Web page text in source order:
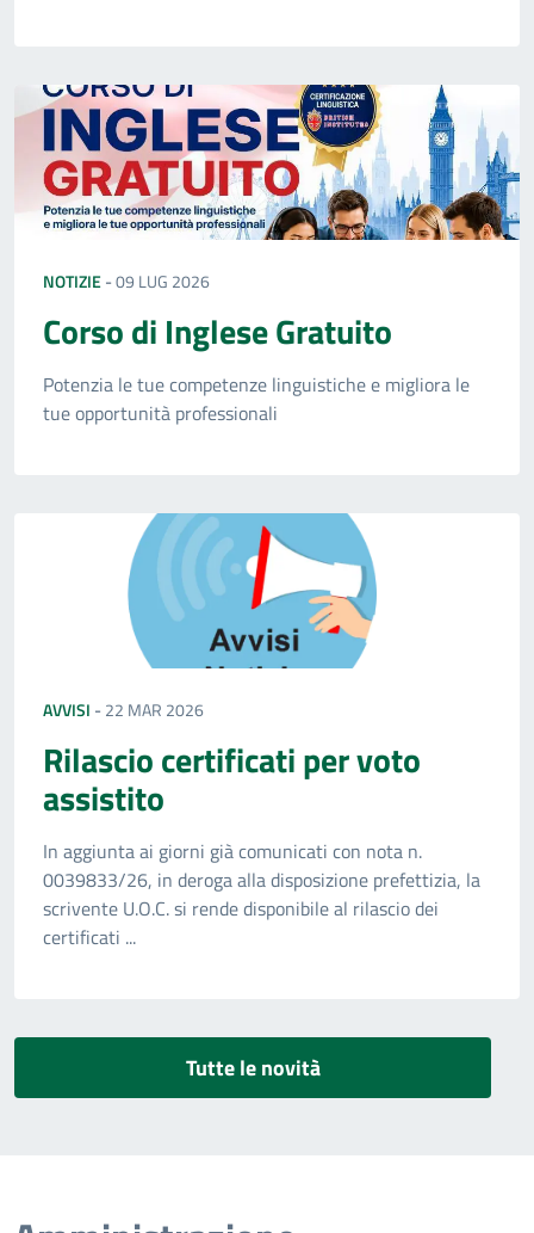
NOTIZIE-09 LUG 2026
Corso di Inglese Gratuito
Potenzia le tue competenze linguistiche e migliora le
tue opportunità professionali
AVVISI -22 MAR 2026
Rilascio certificati per voto
assistito
In aggiunta ai giorni già comunicati con nota n.
0039833/26, in deroga alla disposizione prefettizia, la
scrivente U.O.C. si rende disponibile al rilascio dei
certificati ...
Tutte le novità